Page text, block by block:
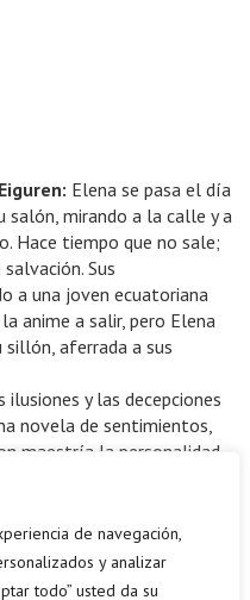
de navegación,
y analizar
todo” usted da su
Elena se pasa el día
mirando a la calle y a
Hace tiempo que no sale;
Sus
a una joven ecuatoriana
anime a salir, pero Elena
sillón, aferrada a sus
y las decepciones
novela de sentimientos,
maestría la personalidad
sinfonía que es la
sombras. Música en el aire
Karmele Jaio tras la